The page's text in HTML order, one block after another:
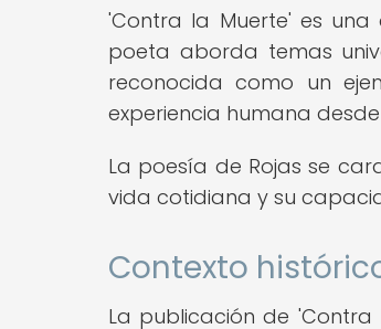
'Contra la Muerte' es
poeta aborda temas
reconocida como un
experiencia humana
La poesía de Rojas se
vida cotidiana y su
Contexto
La publicación de